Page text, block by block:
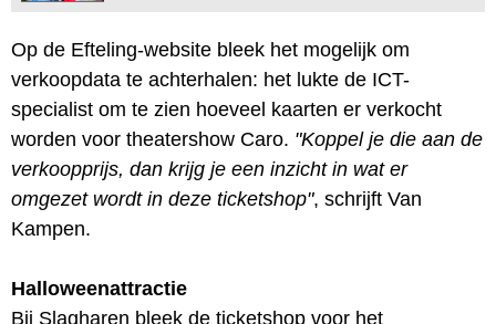
Op de Efteling-website bleek het mogelijk om
verkoopdata te achterhalen: het lukte de ICT-
specialist om te zien hoeveel kaarten er verkocht
worden voor theatershow Caro. "Koppel je die aan de
verkoopprijs, dan krijg je een inzicht in wat er
omgezet wordt in deze ticketshop", schrijft Van
Kampen.
Halloweenattractie
Bij Slagharen bleek de ticketshop voor het